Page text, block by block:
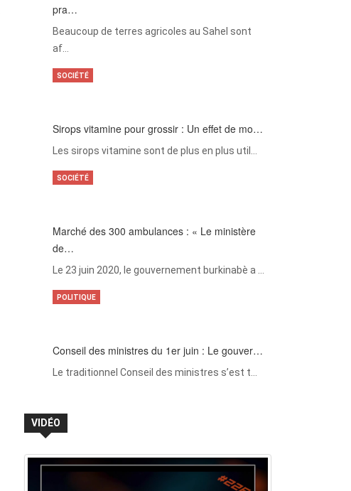
pra…
Beaucoup de terres agricoles au Sahel sont
af…
Sirops vitamine pour grossir : Un effet de mo…
Les sirops vitamine sont de plus en plus util…
SOCIÉTÉ
Marché des 300 ambulances : « Le ministère
de…
Le 23 juin 2020, le gouvernement burkinabè a …
SOCIÉTÉ
Conseil des ministres du 1er juin : Le gouver…
Le traditionnel Conseil des ministres s’est t…
POLITIQUE
VIDÉO